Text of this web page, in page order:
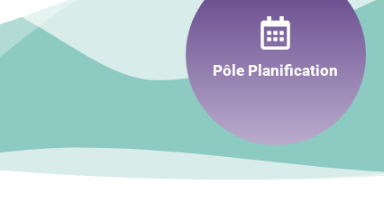
Pôle Planification
Concevoir
Conseiller
Planifier